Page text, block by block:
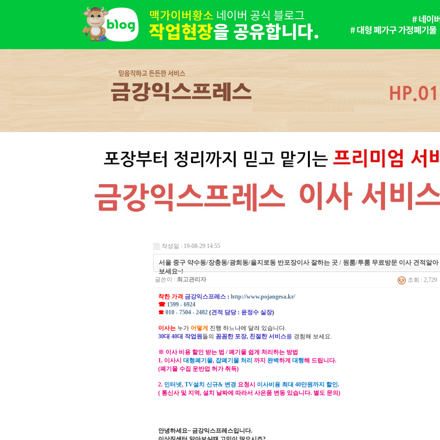
작성일 : 19-08-29 14:55
서울 중구 약수동/장충동/광희동/을지로동 반포장이사 잘하는 곳 / 원룸/투룸 무료방문 이사 견적알아
보세요~!
글쓴이 : 최고관리자 조회 : 2,729
착한 가격 금강익스프레스 : http://www.pojangesa.kr/
☎ 1599 - 6924
☎ 010 - 7504 - 2482 (견적 담당 : 윤정수 실장)
이사는 누가 어떻게 진행 하느냐에 달려 있습니다.
30대 40대 작업원들의 꼼꼼한 포장, 친절한 서비스를 경험해 보세요.
※ 이사 비용 할인 받는 법 / 폐기물 쉽게 처리하는 방법
1. 이사시 대형폐기물, 잡폐기물 처리 까지 완벽하게 대행해 드립니다.
(폐기물 수집 운반업 허가 취득)
2. 인터넷, TV설치 신규& 변경 요청시 이사비용 최대 40만원까지 할인.
( 통신사 및 지역, 설치 날짜에 따라서 사은품 변동 있습니다. 별도 문의)
안녕하세요~ 금강익스프레스입니다.